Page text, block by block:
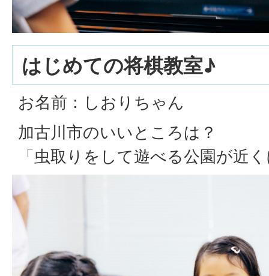
はじめての将棋教室♪
お名前：しおりちゃん
加古川市のいいところは？
「虫取りをして遊べる公園が近